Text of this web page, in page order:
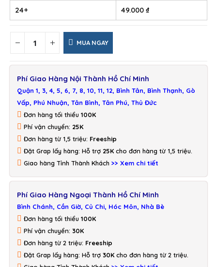
24+ 49.000 ₫
MUA NGAY
Phí Giao Hàng Nội Thành Hồ Chí Minh
Quận 1, 3, 4, 5, 6, 7, 8, 10, 11, 12, Bình Tân, Bình Thạnh, Gò
Vấp, Phú Nhuận, Tân Bình, Tân Phú, Thủ Đức
Đơn hàng tối thiểu 100K
Phí vận chuyển: 25K
Đơn hàng từ 1,5 triệu: Freeship
Đặt Grap lấy hàng: Hỗ trợ 25K cho đơn hàng từ 1,5 triệu.
Giao hàng Tỉnh Thành Khách >> Xem chi tiết
Phí Giao Hàng Ngoại Thành Hồ Chí Minh
Bình Chánh, Cần Giờ, Củ Chi, Hóc Môn, Nhà Bè
Đơn hàng tối thiểu 100K
Phí vận chuyển: 30K
Đơn hàng từ 2 triệu: Freeship
Đặt Grap lấy hàng: Hỗ trợ 30K cho đơn hàng từ 2 triệu.